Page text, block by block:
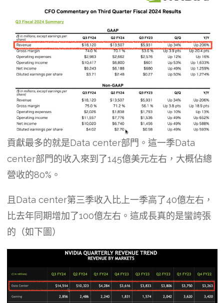
貢獻最多的就是Data center部門。這一季Data
center部門的收入來到了145億美元左右，大概佔總
營收的80%。
且Data center第三季收入比上一季高了40億左右，
比去年同期增加了100億左右。這成長真的是蠻誇張
的（如下圖）